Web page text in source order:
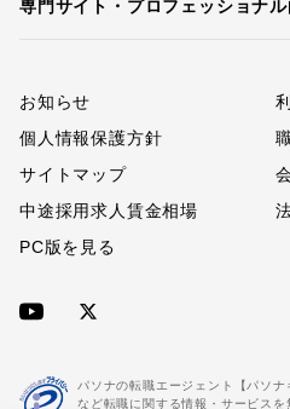
専門サイト・プロフェッショナ
お知らせ
個人情報保護方針
サイトマップ
中途採用求人賃金相場
PC版を見る
パソナの転職エージェント【パソ
など転職に関する情報・サービスを